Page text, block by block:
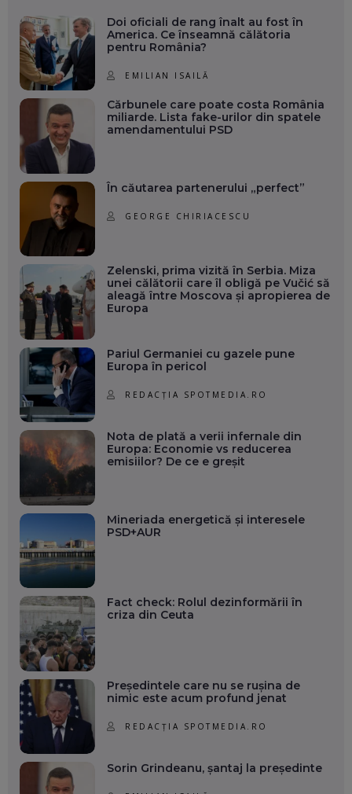
Doi oficiali de rang înalt au fost în
America. Ce înseamnă călătoria
pentru România?
EMILIAN ISAILĂ
Cărbunele care poate costa România
miliarde. Lista fake-urilor din spatele
amendamentului PSD
În căutarea partenerului „perfect”
GEORGE CHIRIACESCU
Zelenski, prima vizită în Serbia. Miza
unei călătorii care îl obligă pe Vučić să
aleagă între Moscova și apropierea de
Europa
Pariul Germaniei cu gazele pune
Europa în pericol
REDACȚIA SPOTMEDIA.RO
Nota de plată a verii infernale din
Europa: Economie vs reducerea
emisiilor? De ce e greșit
Mineriada energetică și interesele
PSD+AUR
Fact check: Rolul dezinformării în
criza din Ceuta
Președintele care nu se rușina de
nimic este acum profund jenat
REDACȚIA SPOTMEDIA.RO
Sorin Grindeanu, șantaj la președinte